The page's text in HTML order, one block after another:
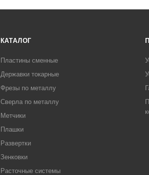
КАТАЛОГ
Пластины сменные
Державки токарные
Фрезы по металлу
Сверла по металлу
Метчики
Плашки
Развертки
Зенковки
Расточные системы